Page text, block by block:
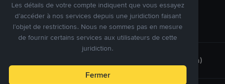
Bank Transfer (India)
Les détails de votre compte indiquent que vous essayez
d’accéder à nos services depuis une juridiction faisant
l’objet de restrictions. Nous ne sommes pas en mesure
de fournir certains services aux utilisateurs de cette
juridiction.
Fermer